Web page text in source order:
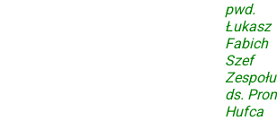
pwd.
Łukasz
Fabich
Szef
Zespołu
ds.
Hufca